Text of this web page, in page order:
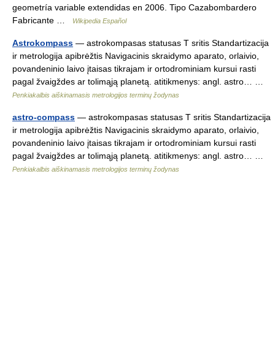
geometría variable extendidas en 2006. Tipo Cazabombardero
Fabricante …
Wikipedia Español
Astrokompass — astrokompasas statusas T sritis Standartizacija
ir metrologija apibrėžtis Navigacinis skraidymo aparato, orlaivio,
povandeninio laivo įtaisas tikrajam ir ortodrominiam kursui rasti
pagal žvaigždes ar tolimąją planetą. atitikmenys: angl. astro… …
Penkiakalbis aiškinamasis metrologijos terminų žodynas
astro-compass — astrokompasas statusas T sritis Standartizacija
ir metrologija apibrėžtis Navigacinis skraidymo aparato, orlaivio,
povandeninio laivo įtaisas tikrajam ir ortodrominiam kursui rasti
pagal žvaigždes ar tolimąją planetą. atitikmenys: angl. astro… …
Penkiakalbis aiškinamasis metrologijos terminų žodynas